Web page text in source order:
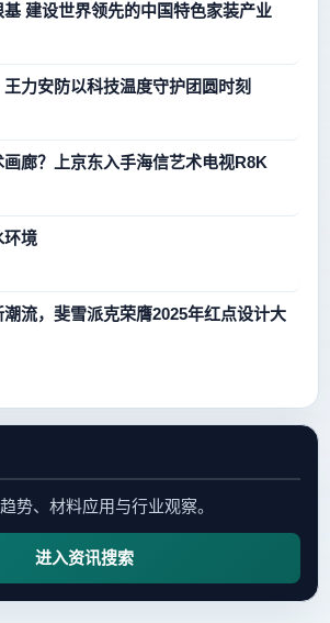
坚守初心，夯实根基 建设世界领先的中国特色家装产业
力安防以科技温度守护团圆时刻
廊？上京东入手海信艺术电视R8K
环境
流，斐雪派克荣膺2025年红点设计大
势、材料应用与行业观察。
进入资讯搜索